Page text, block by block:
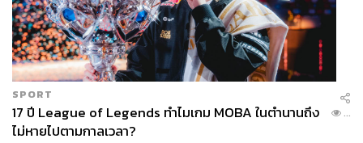
SPORT
17 ปี League of Legends ทำไมเกม MOBA ในตำนานถึง
ไม่หายไปตามกาลเวลา?
...